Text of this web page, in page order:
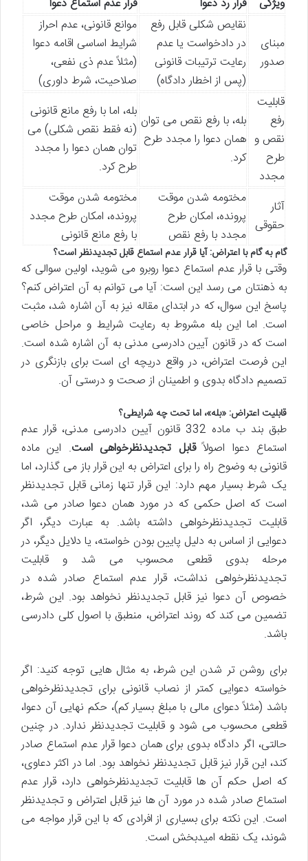
مبنای
صدور
نقایص شکلی قابل رفع
در دادخواست یا عدم
رعایت ترتیبات قانونی
(پس از اخطار دادگاه)
موانع قانونی، عدم احراز
شرایط اساسی اقامه دعوا
(مثلاً عدم ذی نفعی،
صلاحیت، شرط داوری)
قابلیت
رفع
نقص و
طرح
مجدد
بله، با رفع نقص می توان
همان دعوا را مجدد طرح
کرد.
بله، اما با رفع مانع قانونی
(نه فقط نقص شکلی) می
توان همان دعوا را مجدد
طرح کرد.
آثار
حقوقی
مختومه شدن موقت
پرونده، امکان طرح
مجدد با رفع نقص
مختومه شدن موقت
پرونده، امکان طرح مجدد
با رفع مانع قانونی
گام به گام با اعتراض: آیا قرار عدم استماع قابل تجدیدنظر است؟
وقتی با قرار عدم استماع دعوا روبرو می شوید، اولین سوالی که
به ذهنتان می رسد این است: آیا می توانم به آن اعتراض کنم؟
پاسخ این سوال، که در ابتدای مقاله نیز به آن اشاره شد، مثبت
است. اما این بله مشروط به رعایت شرایط و مراحل خاصی
است که در قانون آیین دادرسی مدنی به آن اشاره شده است.
این فرصت اعتراض، در واقع دریچه ای است برای بازنگری در
تصمیم دادگاه بدوی و اطمینان از صحت و درستی آن.
قابلیت اعتراض: «بله»، اما تحت چه شرایطی؟
طبق بند ب ماده 332 قانون آیین دادرسی مدنی، قرار عدم
استماع دعوا اصولاًقابل تجدیدنظرخواهی است. این ماده
قانونی به وضوح راه را برای اعتراض به این قرار باز می گذارد، اما
یک شرط بسیار مهم دارد: این قرار تنها زمانی قابل تجدیدنظر
است که اصل حکمی که در مورد همان دعوا صادر می شد،
قابلیت تجدیدنظرخواهی داشته باشد. به عبارت دیگر، اگر
دعوایی از اساس به دلیل پایین بودن خواسته، یا دلایل دیگر، در
مرحله بدوی قطعی محسوب می شد و قابلیت
تجدیدنظرخواهی نداشت، قرار عدم استماع صادر شده در
خصوص آن دعوا نیز قابل تجدیدنظر نخواهد بود. این شرط،
تضمین می کند که روند اعتراض، منطبق با اصول کلی دادرسی
باشد.
برای روشن تر شدن این شرط، به مثال هایی توجه کنید: اگر
خواسته دعوایی کمتر از نصاب قانونی برای تجدیدنظرخواهی
باشد (مثلاً دعوای مالی با مبلغ بسیار کم)، حکم نهایی آن دعوا،
قطعی محسوب می شود و قابلیت تجدیدنظر ندارد. در چنین
حالتی، اگر دادگاه بدوی برای همان دعوا قرار عدم استماع صادر
کند، این قرار نیز قابل تجدیدنظر نخواهد بود. اما در اکثر دعاوی،
که اصل حکم آن ها قابلیت تجدیدنظرخواهی دارد، قرار عدم
استماع صادر شده در مورد آن ها نیز قابل اعتراض و تجدیدنظر
است. این نکته برای بسیاری از افرادی که با این قرار مواجه می
شوند، یک نقطه امیدبخش است.